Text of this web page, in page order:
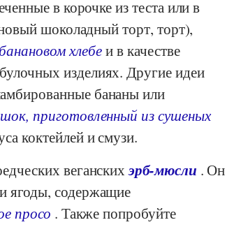
в корочке из теста или в
шоколадный торт, торт),
банановом хлебеи в качестве
изделиях. Другие идеи
бананы или
приготовленный из сушеных
коктейлей и смузи.
веганскихэрб-мюсли . Он
ягоды, содержащие
просо . Также попробуйте